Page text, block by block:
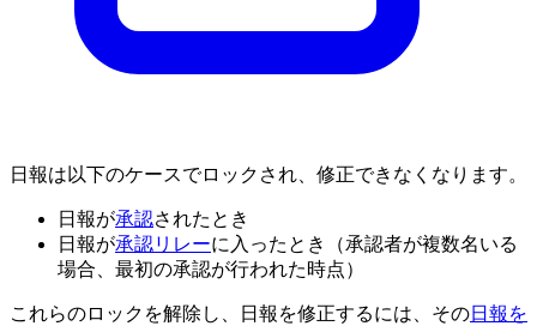
日報は以下のケースでロックされ、修正できなくなります。
日報が承認されたとき
日報が承認リレーに入ったとき（承認者が複数名いる
場合、最初の承認が行われた時点）
これらのロックを解除し、日報を修正するには、その日報を